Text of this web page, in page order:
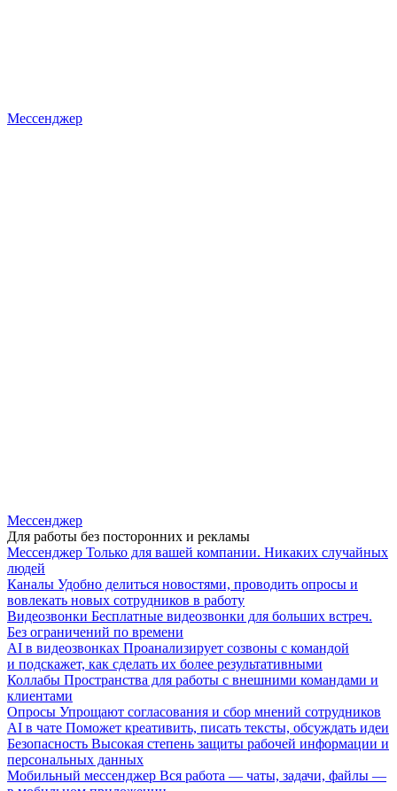
Мессенджер
Мессенджер
Для работы без посторонних и рекламы
Мессенджер Только для вашей компании. Никаких случайных
людей
Каналы Удобно делиться новостями, проводить опросы и
вовлекать новых сотрудников в работу
Видеозвонки Бесплатные видеозвонки для больших встреч.
Без ограничений по времени
AI в видеозвонках Проанализирует созвоны с командой
и подскажет, как сделать их более результативными
Коллабы Пространства для работы с внешними командами и
клиентами
Опросы Упрощают согласования и сбор мнений сотрудников
AI в чате Поможет креативить, писать тексты, обсуждать идеи
Безопасность Высокая степень защиты рабочей информации и
персональных данных
Мобильный мессенджер Вся работа — чаты, задачи, файлы —